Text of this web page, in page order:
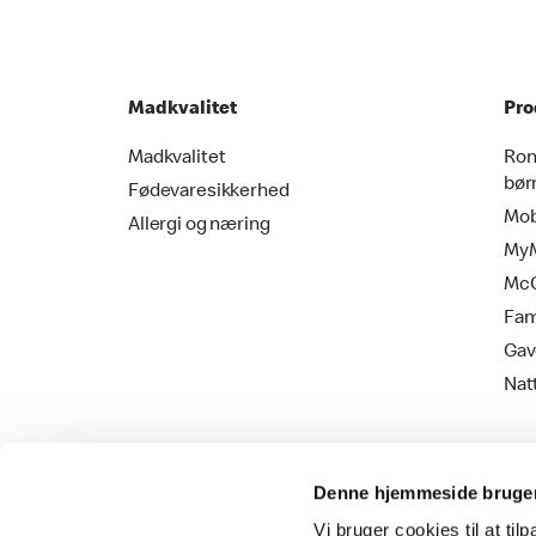
Denne hjemmeside
Vi bruger cookies til at
Madkvalitet
Madkvalitet
Fødevaresikkerhed
Allergi og næring